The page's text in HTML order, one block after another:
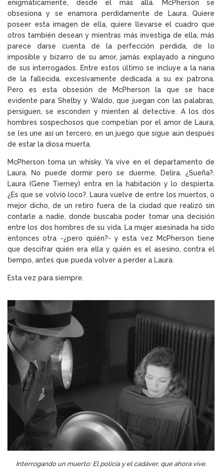
enigmáticamente, desde el más allá. McPherson se
obsesiona y se enamora perdidamente de Laura. Quiere
poseer esta imagen de ella, quiere llevarse el cuadro que
otros también desean y mientras más investiga de ella, más
parece darse cuenta de la perfección perdida, de lo
imposible y bizarro de su amor, jamás explayado a ninguno
de sus interrogados. Entre estos último se incluye a la nana
de la fallecida, excesivamente dedicada a su ex patrona.
Pero es esta obsesión de McPherson la que se hace
evidente para Shelby y Waldo, que juegan con las palabras,
persiguen, se esconden y mienten al detective. A los dos
hombres sospechosos que competían por el amor de Laura,
se les une así un tercero, en un juego que sigue aún después
de estar la diosa muerta.
McPherson toma un whisky. Ya vive en el departamento de
Laura. No puede dormir pero se duerme. Delira. ¿Sueña?.
Laura (Gene Tierney) entra en la habitación y lo despierta.
¿Es que se volvió loco?. Laura vuelve de entre los muertos, o
mejor dicho, de un retiro fuera de la ciudad que realizó sin
contarle a nadie, donde buscaba poder tomar una decisión
entre los dos hombres de su vida. La mujer asesinada ha sido
entonces otra -¿pero quién?- y esta vez McPherson tiene
que descifrar quién era ella y quién es el asesino, contra el
tiempo, antes que pueda volver a perder a Laura.
Esta vez para siempre.
Interrogando un muerto: El policía y el cadáver, que ahora vive.